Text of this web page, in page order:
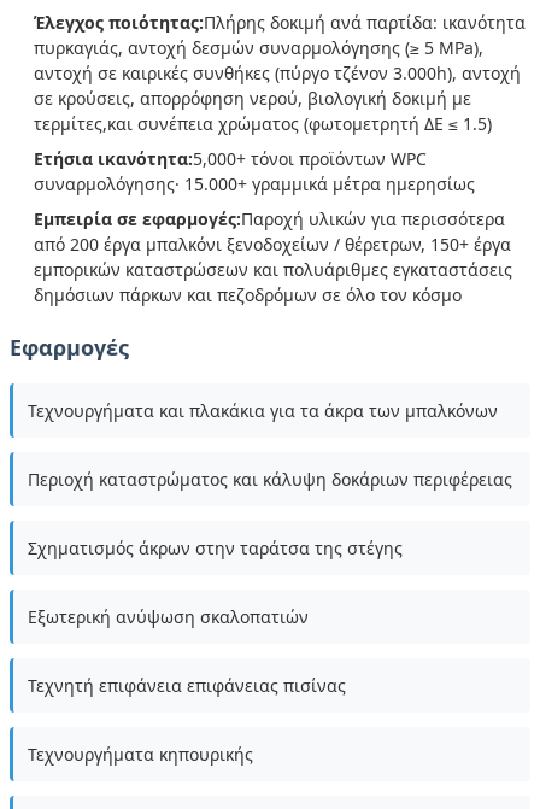
Έλεγχος ποιότητας:Πλήρης δοκιμή ανά παρτίδα: ικανότητα
πυρκαγιάς, αντοχή δεσμών συναρμολόγησης (≥ 5 MPa),
αντοχή σε καιρικές συνθήκες (πύργο τζένον 3.000h), αντοχή
σε κρούσεις, απορρόφηση νερού, βιολογική δοκιμή με
τερμίτες,και συνέπεια χρώματος (φωτομετρητή ΔE ≤ 1.5)
Ετήσια ικανότητα:5,000+ τόνοι προϊόντων WPC
συναρμολόγησης· 15.000+ γραμμικά μέτρα ημερησίως
Εμπειρία σε εφαρμογές:Παροχή υλικών για περισσότερα
από 200 έργα μπαλκόνι ξενοδοχείων / θέρετρων, 150+ έργα
εμπορικών καταστρώσεων και πολυάριθμες εγκαταστάσεις
δημόσιων πάρκων και πεζοδρόμων σε όλο τον κόσμο
Εφαρμογές
Τεχνουργήματα και πλακάκια για τα άκρα των μπαλκόνων
Περιοχή καταστρώματος και κάλυψη δοκάριων περιφέρειας
Σχηματισμός άκρων στην ταράτσα της στέγης
Εξωτερική ανύψωση σκαλοπατιών
Τεχνητή επιφάνεια επιφάνειας πισίνας
Τεχνουργήματα κηπουρικής